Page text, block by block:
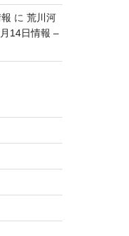
に 荒川河
14日情報 –